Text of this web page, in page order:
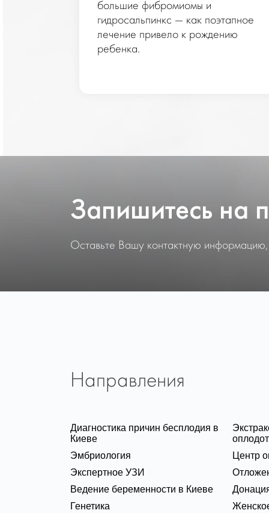
большие фибромиомы и
гидросальпинкс — как поэтапное
лечение привело к рождению
ребенка.
Запишитесь на
Оставьте Вашу контактную
Направления
Диагностика причин бесплодия в
Киеве
Эмбриология
Центр
Экспертное УЗИ
Ведение беременности в Киеве
Генетика